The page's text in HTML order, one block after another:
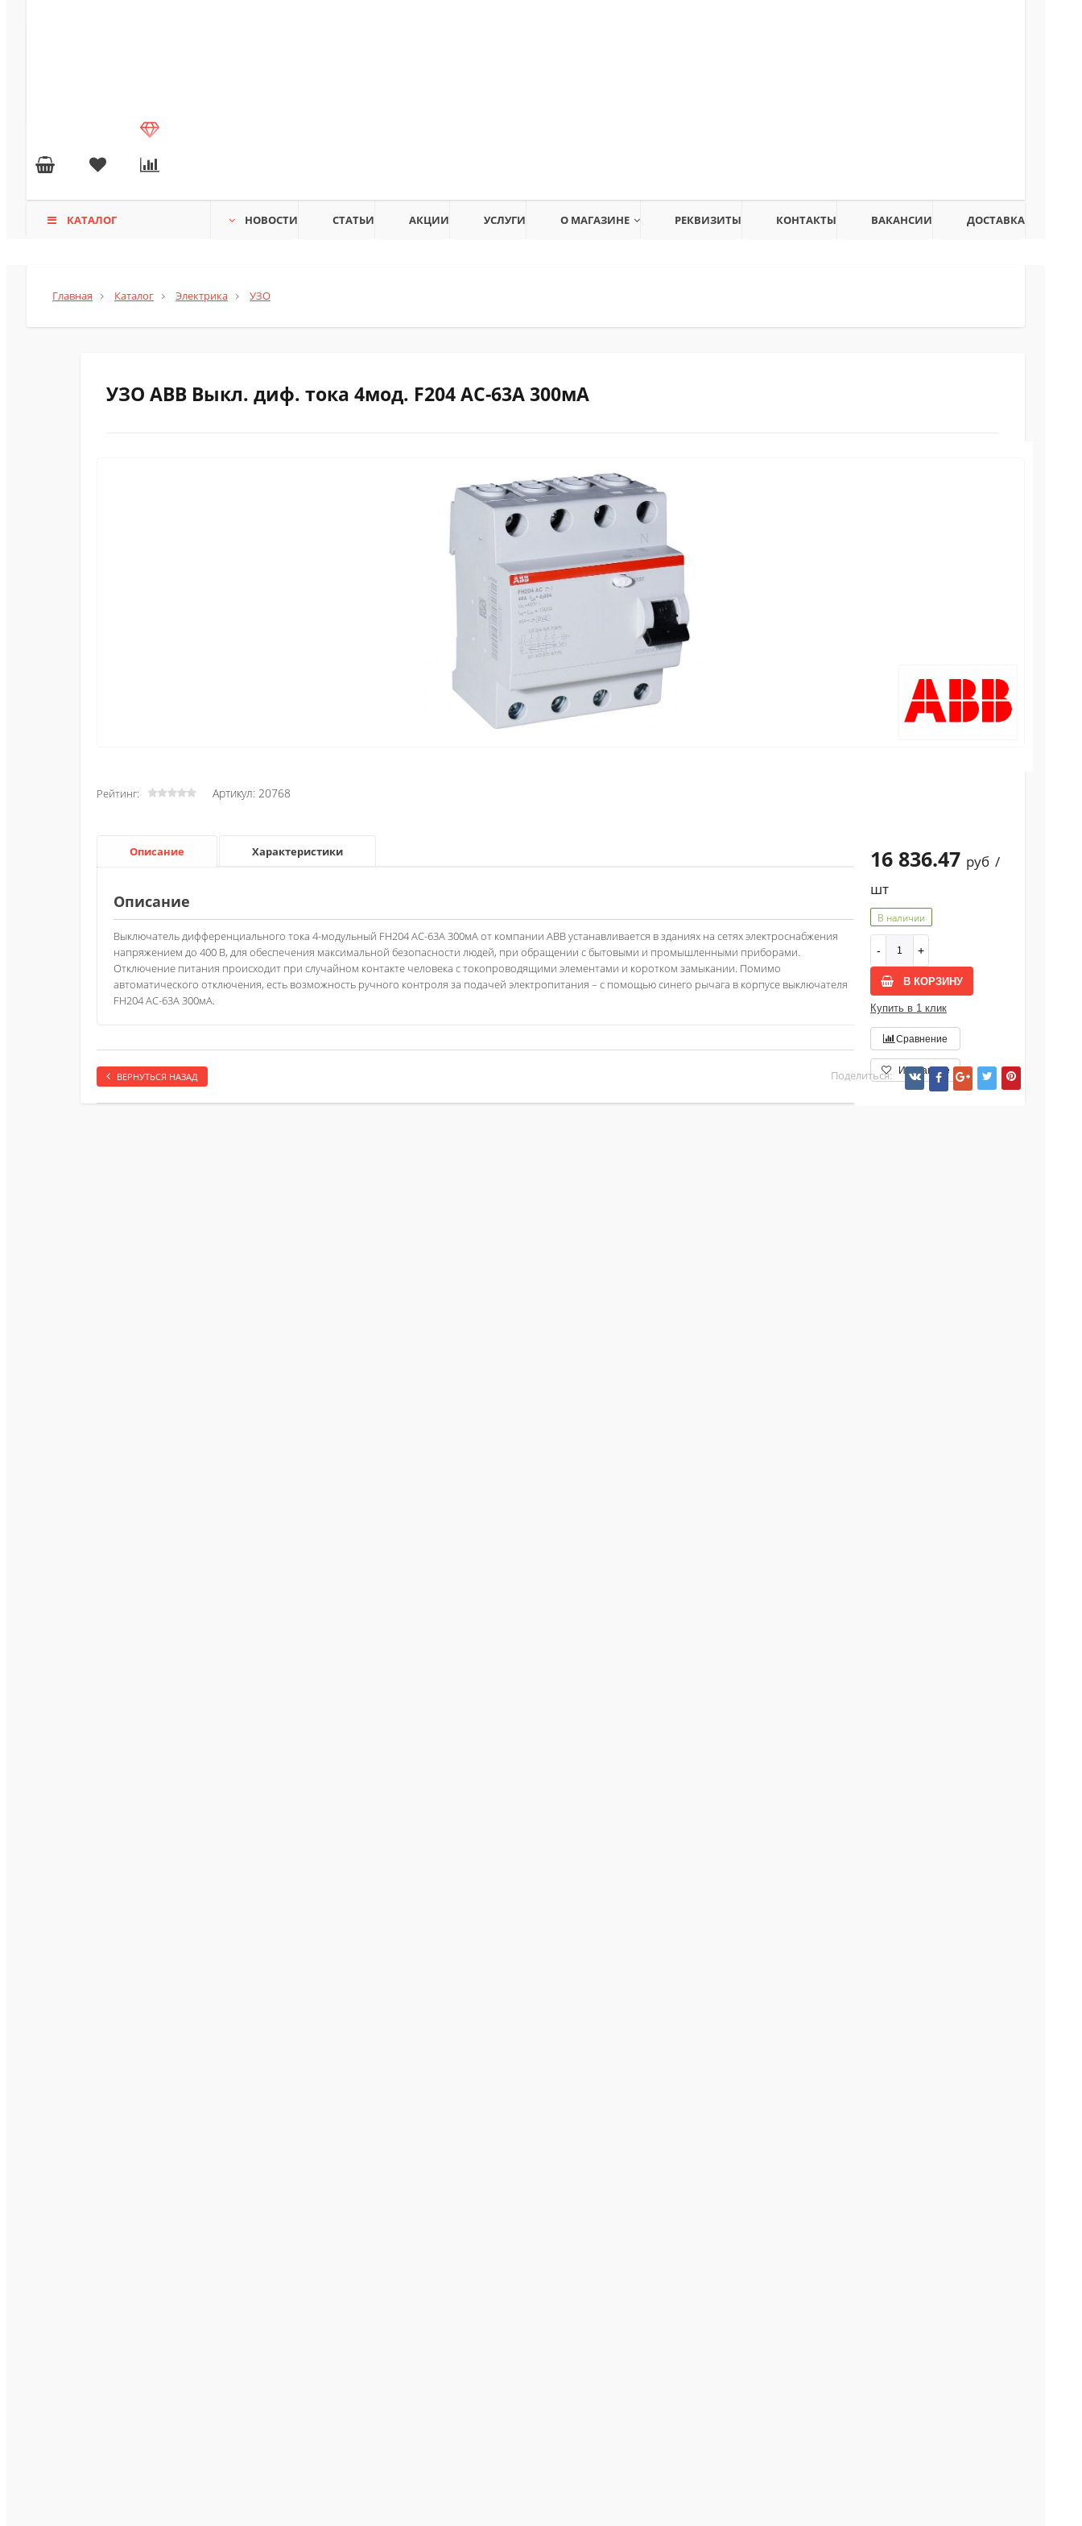
КАТАЛОГ НОВОСТИ СТАТЬИ АКЦИИ УСЛУГИ О МАГАЗИНЕ РЕКВИЗИТЫ КОНТАКТЫ ВАКАНСИИ ДОСТАВКА
Главная Каталог Электрика УЗО
УЗО АВВ Выкл. диф. тока 4мод. F204 АС-63A 300мА
Рейтинг: Артикул: 20768
16 836.47 руб /
шт
В наличии
В КОРЗИНУ
Купить в 1 клик
Сравнение
Избранное
Описание Характеристики
Описание
Выключатель дифференциального тока 4-модульный FH204 AC-63А 300мА от компании АВВ устанавливается в зданиях на сетях электроснабжения
напряжением до 400 В, для обеспечения максимальной безопасности людей, при обращении с бытовыми и промышленными приборами.
Отключение питания происходит при случайном контакте человека с токопроводящими элементами и коротком замыкании. Помимо
автоматического отключения, есть возможность ручного контроля за подачей электропитания – с помощью синего рычага в корпусе выключателя
FH204 AC-63А 300мА.
ВЕРНУТЬСЯ НАЗАД Поделиться: